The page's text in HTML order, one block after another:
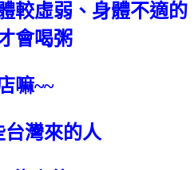
較虛弱、身體不適的
會喝粥
嘛~~
台灣來的人